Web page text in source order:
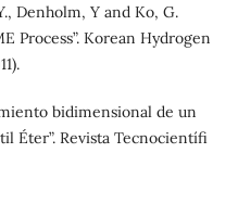
Denholm, Y and Ko, G.
Process”. Korean Hydrogen
bidimensional de un
Éter”. Revista Tecnocientífi